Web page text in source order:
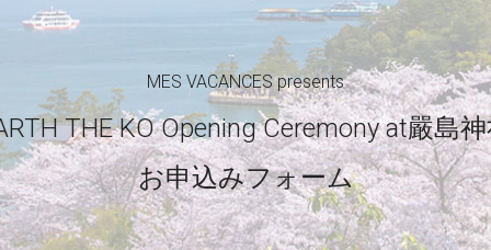
MES VACANCES presents
THE KO Opening Ceremony at嚴島
お申込みフォーム